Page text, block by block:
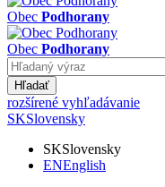
Obec Podhorany
Obec Podhorany
Hľadať
rozšírené vyhľadávanie
SKSlovensky
SKSlovensky
ENEnglish